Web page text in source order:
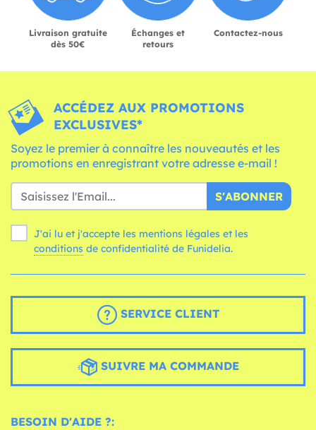
Livraison gratuite
dès 50€
Échanges et
retours
Contactez-nous
ACCÉDEZ AUX PROMOTIONS
EXCLUSIVES*
Soyez le premier à connaître les nouveautés et les
promotions en enregistrant votre adresse e-mail !
S'ABONNER
J'ai lu et j'accepte les mentions légales et les
conditions de confidentialité de Funidelia.
SERVICE CLIENT
SUIVRE MA COMMANDE
BESOIN D'AIDE ?: